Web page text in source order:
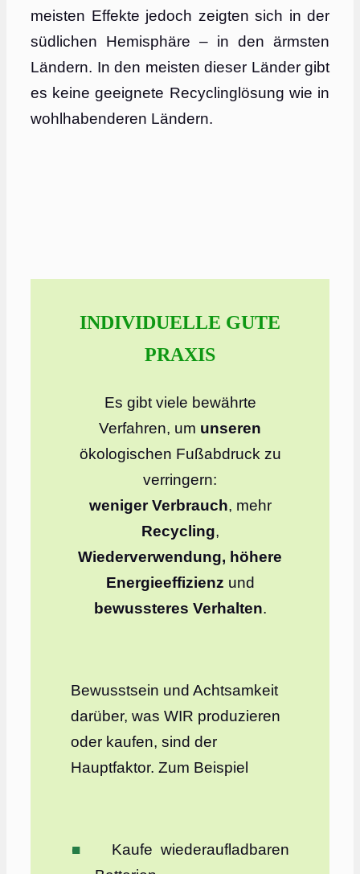
meisten Effekte jedoch zeigten sich in der
südlichen Hemisphäre – in den ärmsten
Ländern. In den meisten dieser Länder gibt
es keine geeignete Recyclinglösung wie in
wohlhabenderen Ländern.
INDIVIDUELLE GUTE
PRAXIS
Es gibt viele bewährte
Verfahren, um unseren
ökologischen Fußabdruck zu
verringern:
weniger Verbrauch, mehr
Recycling,
Wiederverwendung, höhere
Energieeffizienz und
bewussteres Verhalten.
Bewusstsein und Achtsamkeit
darüber, was WIR produzieren
oder kaufen, sind der
Hauptfaktor. Zum Beispiel
Kaufe wiederaufladbaren